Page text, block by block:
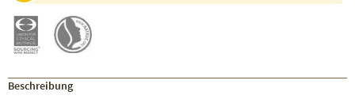
Beschreibung